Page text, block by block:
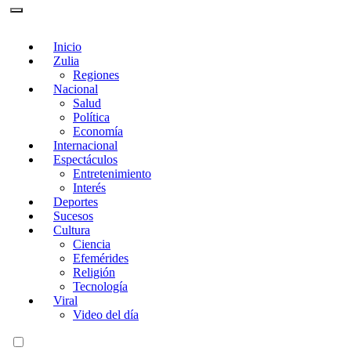
Inicio
Zulia
Regiones
Nacional
Salud
Política
Economía
Internacional
Espectáculos
Entretenimiento
Interés
Deportes
Sucesos
Cultura
Ciencia
Efemérides
Religión
Tecnología
Viral
Video del día